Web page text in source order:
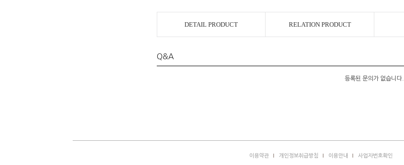
DETAIL PRODUCT RELATION PRODUCT
Q&A
등록된 문의가 없습니다.
이용약관 개인정보취급방침 이용안내 사업자번호확인